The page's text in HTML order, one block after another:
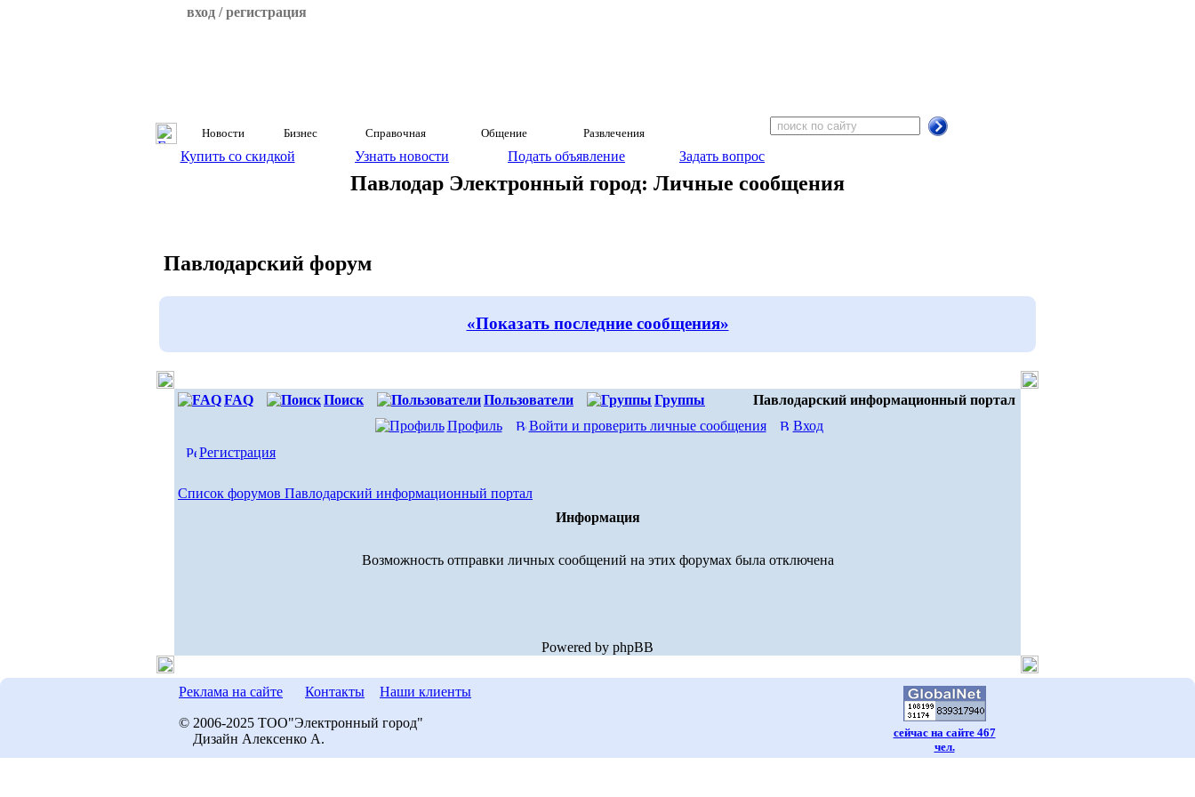
вход / регистрация
Новости Бизнес Справочная Общение Развлечения
Купить со скидкой Узнать новости Подать объявление Задать вопрос
Павлодар Электронный город: Личные сообщения
Павлодарский форум
«Показать последние сообщения»
FAQ Поиск Пользователи Группы
Павлодарский информационный портал
Профиль
Войти и проверить личные сообщения
Вход
Регистрация
Список форумов Павлодарский информационный портал
Информация
Возможность отправки личных сообщений на этих форумах была отключена
Powered by phpBB
Реклама на сайте Контакты Наши клиенты
сейчас на сайте 467
чел.
© 2006-2025 ТОО"Электронный город"
Дизайн Алексенко А.